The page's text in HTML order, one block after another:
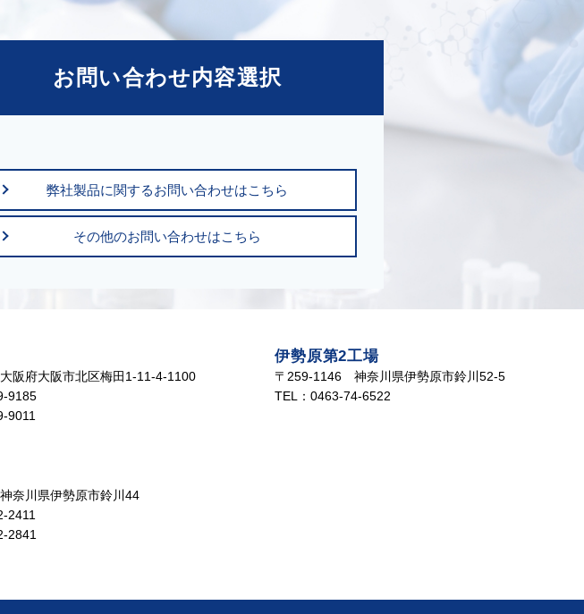
お問い合わせ内容選択
弊社製品に関するお問い合わせはこちら
その他のお問い合わせはこちら
阪府大阪市北区梅田1-11-4-1100
9185
9011
奈川県伊勢原市鈴川44
2411
2841
伊勢原第2工場
〒259-1146 神奈川県伊勢原市鈴川52-5
TEL：0463-74-6522